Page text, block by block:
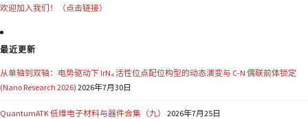
欢迎加入我们！（点击链接）
最近更新
从单轴到双轴：电势驱动下 IrN₄ 活性位点配位构型的动态演变与 C-N 偶联前体锁定
(Nano Research 2026) 2026年7月30日
QuantumATK 低维电子材料与器件合集（九） 2026年7月25日